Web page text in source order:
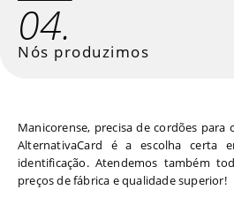
04.
Nós produzimos
Manicorense, precisa de cordões para
AlternativaCard é a escolha certa
identificação. Atendemos também
preços de fábrica e qualidade superior!